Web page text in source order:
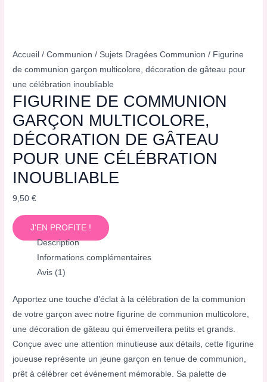
Accueil /Communion / Sujets Dragées Communion / Figurine
de communion garçon multicolore, décoration de gâteau pour
une célébration inoubliable
FIGURINE DE COMMUNION
GARÇON MULTICOLORE,
DÉCORATION DE GÂTEAU
POUR UNE CÉLÉBRATION
INOUBLIABLE
9,50€
J'EN PROFITE !
Description
Informations complémentaires
Avis (1)
Apportez une touche d’éclat à la célébration de la communion
de votre garçon avec notre figurine de communion multicolore,
une décoration de gâteau qui émerveillera petits et grands.
Conçue avec une attention minutieuse aux détails, cette figurine
joueuse représente un jeune garçon en tenue de communion,
prêt à célébrer cet événement mémorable. Sa palette de